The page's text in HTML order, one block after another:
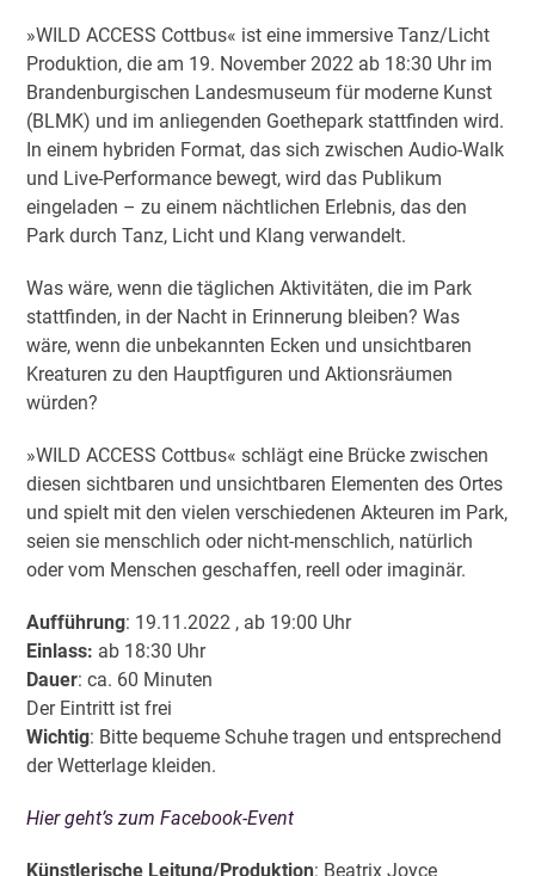
»WILD ACCESS Cottbus« ist eine immersive Tanz/Licht
Produktion, die am 19. November 2022 ab 18:30 Uhr im
Brandenburgischen Landesmuseum für moderne Kunst
(BLMK) und im anliegenden Goethepark stattfinden wird.
In einem hybriden Format, das sich zwischen Audio-Walk
und Live-Performance bewegt, wird das Publikum
eingeladen – zu einem nächtlichen Erlebnis, das den
Park durch Tanz, Licht und Klang verwandelt.
Was wäre, wenn die täglichen Aktivitäten, die im Park
stattfinden, in der Nacht in Erinnerung bleiben? Was
wäre, wenn die unbekannten Ecken und unsichtbaren
Kreaturen zu den Hauptfiguren und Aktionsräumen
würden?
»WILD ACCESS Cottbus« schlägt eine Brücke zwischen
diesen sichtbaren und unsichtbaren Elementen des Ortes
und spielt mit den vielen verschiedenen Akteuren im Park,
seien sie menschlich oder nicht-menschlich, natürlich
oder vom Menschen geschaffen, reell oder imaginär.
Aufführung: 19.11.2022 , ab 19:00 Uhr
Einlass: ab 18:30 Uhr
Dauer: ca. 60 Minuten
Der Eintritt ist frei
Wichtig: Bitte bequeme Schuhe tragen und entsprechend
der Wetterlage kleiden.
Hier geht’s zum Facebook-Event
Künstlerische Leitung/Produktion: Beatrix Joyce